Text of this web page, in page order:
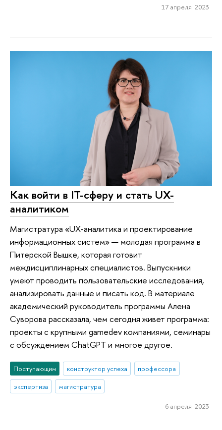
17 апреля 2023
Как войти в IT-сферу и стать UX-
аналитиком
Магистратура «UX-аналитика и проектирование
информационных систем» — молодая программа в
Питерской Вышке, которая готовит
междисциплинарных специалистов. Выпускники
умеют проводить пользовательские исследования,
анализировать данные и писать код. В материале
академический руководитель программы Алена
Суворова рассказала, чем сегодня живет программа:
проекты с крупными gamedev компаниями, семинары
с обсуждением ChatGPT и многое другое.
Поступающим конструктор успеха
профессора
экспертиза
магистратура
6 апреля 2023